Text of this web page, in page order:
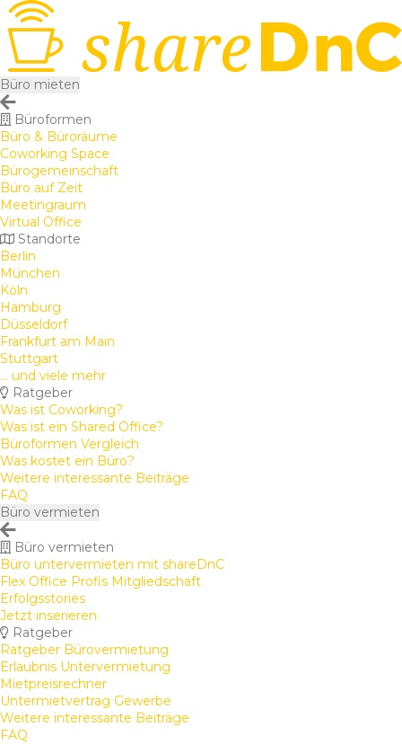
Büro mieten
Büroformen
Büro & Büroräume
Coworking Space
Bürogemeinschaft
Büro auf Zeit
Meetingraum
Virtual Office
Standorte
Berlin
München
Köln
Hamburg
Düsseldorf
Frankfurt am Main
Stuttgart
... und viele mehr
Ratgeber
Was ist Coworking?
Was ist ein Shared Office?
Büroformen Vergleich
Was kostet ein Büro?
Weitere interessante Beiträge
FAQ
Büro vermieten
Büro vermieten
Büro untervermieten mit shareDnC
Flex Office Profis Mitgliedschaft
Erfolgsstories
Jetzt inserieren
Ratgeber
Ratgeber Bürovermietung
Erlaubnis Untervermietung
Mietpreisrechner
Untermietvertrag Gewerbe
Weitere interessante Beiträge
FAQ